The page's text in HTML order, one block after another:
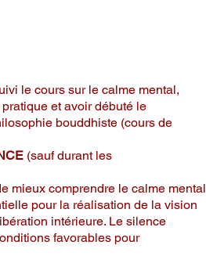
le cours sur le calme mental,
et avoir débuté le
bouddhiste (cours de
(sauf durant les
mieux comprendre le calme mental
pour la réalisation de la vision
intérieure. Le silence
favorables pour